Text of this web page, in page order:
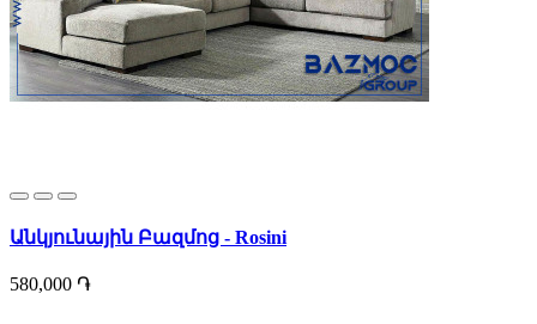
Անկյունային Բազմոց - Rosini
580,000 ֏